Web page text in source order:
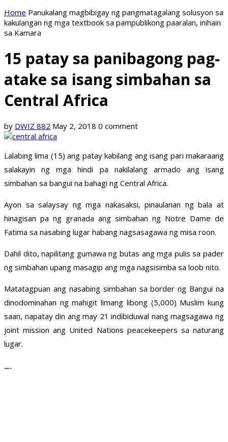
Home Panukalang magbibigay ng pangmatagalang solusyon sa
kakulangan ng mga textbook sa pampublikong paaralan, inihain
sa Kamara
15 patay sa panibagong pag-
atake sa isang simbahan sa
Central Africa
by DWIZ 882 May 2, 2018 0 comment
Lalabing lima (15) ang patay kabilang ang isang pari makaraang
salakayin ng mga hindi pa nakilalang armado ang isang
simbahan sa bangui na bahagi ng Central Africa.
Ayon sa salaysay ng mga nakasaksi, pinaulanan ng bala at
hinagisan pa ng granada ang simbahan ng Notre Dame de
Fatima sa nasabing lugar habang nagsasagawa ng misa roon.
Dahil dito, napilitang gumawa ng butas ang mga pulis sa pader
ng simbahan upang masagip ang mga nagsisimba sa loob nito.
Matatagpuan ang nasabing simbahan sa border ng Bangui na
dinodominahan ng mahigit limang libong (5,000) Muslim kung
saan, napatay din ang may 21 indibiduwal nang magsagawa ng
joint mission ang United Nations peacekeepers sa naturang
lugar.
—-